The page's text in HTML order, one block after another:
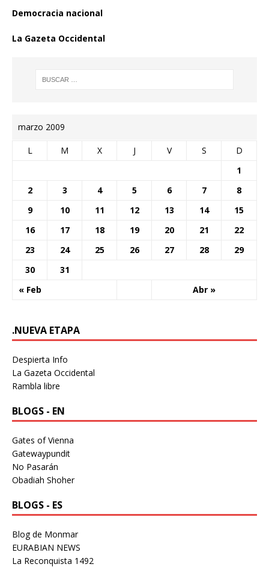
Democracia nacional
La Gazeta Occidental
marzo 2009
L M X J V S D
« Feb Abr »
1
2
3 4 5 6 7
8
9
10 11 12 13 14
15
16
17 18 19 20 21
22
23
24 25 26 27 28
29
30
31
.NUEVA ETAPA
Despierta Info
La Gazeta Occidental
Rambla libre
BLOGS - EN
Gates of Vienna
Gatewaypundit
No Pasarán
Obadiah Shoher
BLOGS - ES
Blog de Monmar
EURABIAN NEWS
La Reconquista 1492